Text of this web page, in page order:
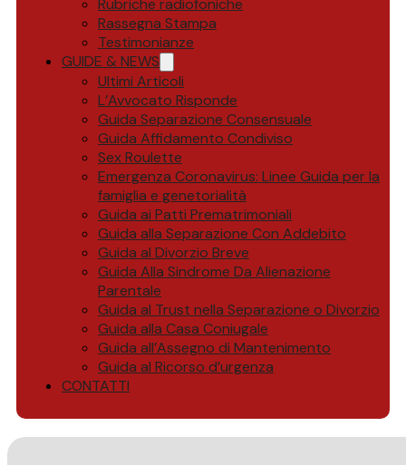
Rubriche radiofoniche
Rassegna Stampa
Testimonianze
GUIDE & NEWS
Ultimi Articoli
L’Avvocato Risponde
Guida Separazione Consensuale
Guida Affidamento Condiviso
Sex Roulette
Emergenza Coronavirus: Linee Guida per la
famiglia e genetorialità
Guida ai Patti Prematrimoniali
Guida alla Separazione Con Addebito
Guida al Divorzio Breve
Guida Alla Sindrome Da Alienazione
Parentale
Guida al Trust nella Separazione o Divorzio
Guida alla Casa Coniugale
Guida all’Assegno di Mantenimento
Guida al Ricorso d’urgenza
CONTATTI